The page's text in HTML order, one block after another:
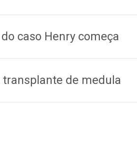
caso Henry começa
de medula